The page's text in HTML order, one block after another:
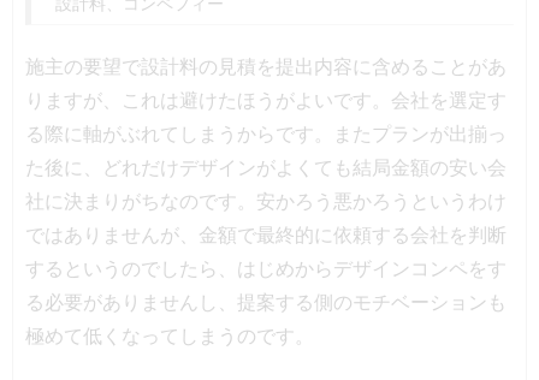
施主の要望で設計料の見積を提出内容に含めることがあ
りますが、これは避けたほうがよいです。会社を選定す
る際に軸がぶれてしまうからです。またプランが出揃っ
た後に、どれだけデザインがよくても結局金額の安い会
社に決まりがちなのです。安かろう悪かろうというわけ
ではありませんが、金額で最終的に依頼する会社を判断
するというのでしたら、はじめからデザインコンペをす
る必要がありませんし、提案する側のモチベーションも
極めて低くなってしまうのです。